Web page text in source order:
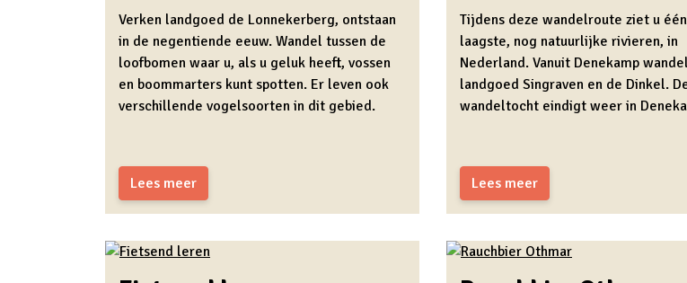
Verken landgoed de Lonnekerberg, ontstaan
in de negentiende eeuw. Wandel tussen de
loofbomen waar u, als u geluk heeft, vossen
en boommarters kunt spotten. Er leven ook
verschillende vogelsoorten in dit gebied.
Lees meer
Tijdens deze wandelroute ziet u
laagste, nog natuurlijke rivieren, in
Nederland. Vanuit Denekamp
landgoed Singraven en de Dinkel.
wandeltocht eindigt weer in
Lees meer